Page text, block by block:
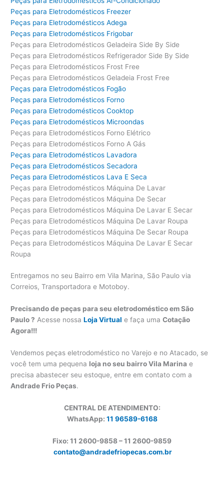
Peças para Eletrodomésticos Freezer
Peças para Eletrodomésticos Adega
Peças para Eletrodomésticos Frigobar
Peças para Eletrodomésticos Geladeira Side By Side
Peças para Eletrodomésticos Refrigerador Side By Side
Peças para Eletrodomésticos Frost Free
Peças para Eletrodomésticos Geladeia Frost Free
Peças para Eletrodomésticos Fogão
Peças para Eletrodomésticos Forno
Peças para Eletrodomésticos Cooktop
Peças para Eletrodomésticos Microondas
Peças para Eletrodomésticos Forno Elétrico
Peças para Eletrodomésticos Forno A Gás
Peças para Eletrodomésticos Lavadora
Peças para Eletrodomésticos Secadora
Peças para Eletrodomésticos Lava E Seca
Peças para Eletrodomésticos Máquina De Lavar
Peças para Eletrodomésticos Máquina De Secar
Peças para Eletrodomésticos Máquina De Lavar E Secar
Peças para Eletrodomésticos Máquina De Lavar Roupa
Peças para Eletrodomésticos Máquina De Secar Roupa
Peças para Eletrodomésticos Máquina De Lavar E Secar
Roupa
Entregamos no seu Bairro em Vila Marina, São Paulo via
Correios, Transportadora e Motoboy.
Precisando de peças para seu eletrodoméstico em São
Paulo ? Acesse nossaLoja Virtual e faça umaCotação
Agora!!!
Vendemos peças eletrodoméstico no Varejo e no Atacado, se
você tem uma pequena loja no seu bairro Vila Marina e
precisa abastecer seu estoque, entre em contato com a
Andrade Frio Peças.
CENTRAL DE ATENDIMENTO:
WhatsApp: 11 96589-6168
Fixo: 11 2600-9858 – 11 2600-9859
contato@andradefriopecas.com.br